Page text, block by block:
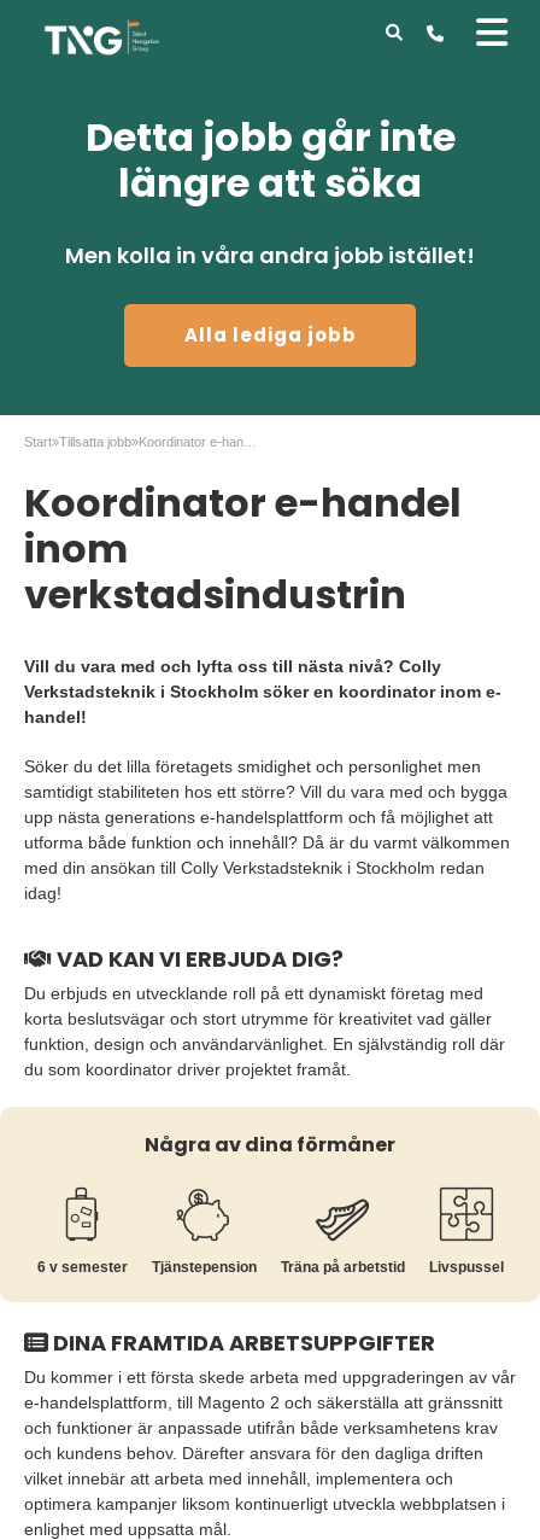
Detta jobb går inte
längre att söka
Men kolla in våra andra jobb istället!
Alla lediga jobb
Start»Tillsatta jobb»
Koordinator e-handel
inom
verkstadsindustrin
Vill du vara med och lyfta oss till nästa nivå? Colly
Verkstadsteknik i Stockholm söker en koordinator inom e-
handel!
Söker du det lilla företagets smidighet och personlighet men
samtidigt stabiliteten hos ett större? Vill du vara med och bygga
upp nästa generations e-handelsplattform och få möjlighet att
utforma både funktion och innehåll? Då är du varmt välkommen
med din ansökan till Colly Verkstadsteknik i Stockholm redan
idag!
VAD KAN VI ERBJUDA DIG?
Du erbjuds en utvecklande roll på ett dynamiskt företag med
korta beslutsvägar och stort utrymme för kreativitet vad gäller
funktion, design och användarvänlighet. En självständig roll där
du som koordinator driver projektet framåt.
Några av dina förmåner
6 v semester Tjänste­pension Träna på arbetstid Livspussel
DINA FRAMTIDA ARBETSUPPGIFTER
Du kommer i ett första skede arbeta med uppgraderingen av vår
e-handelsplattform, till Magento 2 och säkerställa att gränssnitt
och funktioner är anpassade utifrån både verksamhetens krav
och kundens behov. Därefter ansvara för den dagliga driften
vilket innebär att arbeta med innehåll, implementera och
optimera kampanjer liksom kontinuerligt utveckla webbplatsen i
enlighet med uppsatta mål.